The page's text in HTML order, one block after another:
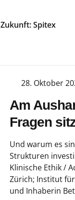
Zukunft: Spitex
28. Oktober
Am
Fragen
Und warum es
Strukturen
Klinische Ethik /
Zürich; Institut
und Inhaberin